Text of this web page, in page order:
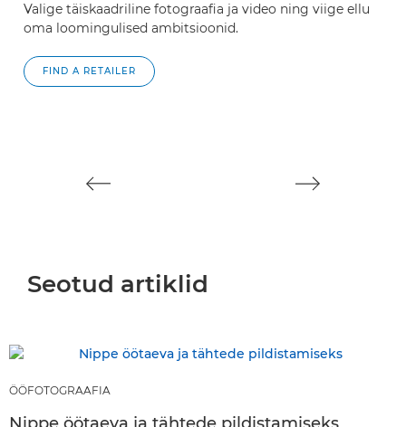
Valige täiskaadriline fotograafia ja video ning viige ellu
oma loomingulised ambitsioonid.
FIND A RETAILER
Seotud artiklid
ÖÖFOTOGRAAFIA